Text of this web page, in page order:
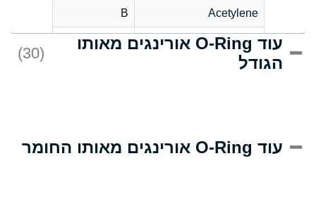
Acetylene
B
Acrlylonitrile
D
Adipic Acid
(Aqueous)
עוד O-Ring אורינגים מאותו
הגודל
(30)
עוד O-Ring אורינגים מאותו החומר